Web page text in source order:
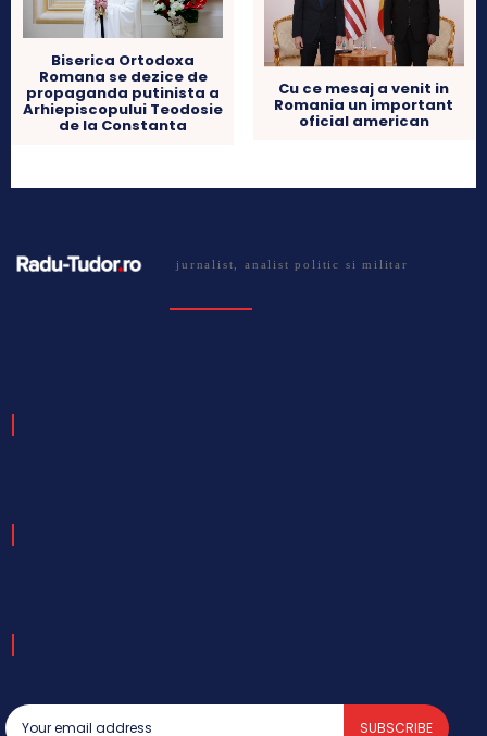
Biserica Ortodoxa
Romana se dezice de
propaganda putinista a
Arhiepiscopului Teodosie
de la Constanta
Cu ce mesaj a venit in
Romania un important
oficial american
jurnalist, analist politic si militar
SUBSCRIBE